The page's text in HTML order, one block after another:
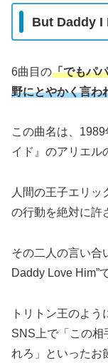
But Daddy I
6曲目の「でもパ
野にとやかく言わ
この曲名は、
イド』のアリエル
人間の王子エリ
の行動を絶対に許
その二人の言い合
Daddy Love Him”
トリトン王のよう
SNS上で「この相
れろ」といったお